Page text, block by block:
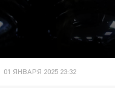
01 ЯНВАРЯ 2025 23:32